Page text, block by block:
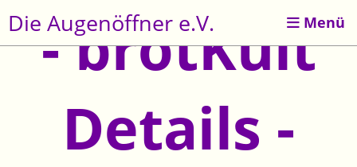
Die Augenöffner e.V. Menü
- brotKult
Details -